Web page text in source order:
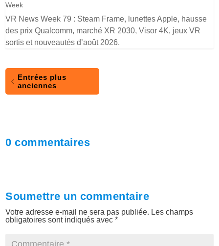
Week
VR News Week 79 : Steam Frame, lunettes Apple, hausse
des prix Qualcomm, marché XR 2030, Visor 4K, jeux VR
sortis et nouveautés d’août 2026.
Entrées plus
anciennes
0 commentaires
Soumettre un commentaire
Votre adresse e-mail ne sera pas publiée. Les champs
obligatoires sont indiqués avec*